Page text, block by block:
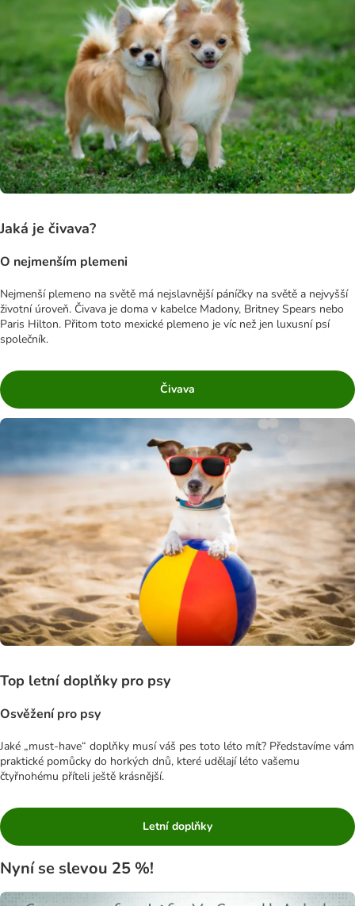
Jaká je čivava?
O nejmenším plemeni
Nejmenší plemeno na světě má nejslavnější páníčky na světě a nejvyšší
životní úroveň. Čivava je doma v kabelce Madony, Britney Spears nebo
Paris Hilton. Přitom toto mexické plemeno je víc než jen luxusní psí
společník.
Čivava
Top letní doplňky pro psy
Osvěžení pro psy
Jaké „must-have“ doplňky musí váš pes toto léto mít? Představíme vám
praktické pomůcky do horkých dnů, které udělají léto vašemu
čtyřnohému příteli ještě krásnější.
Letní doplňky
Nyní se slevou 25 %!